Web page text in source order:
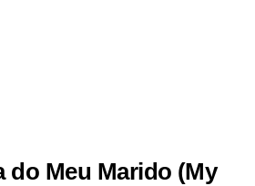
do Meu Marido (My